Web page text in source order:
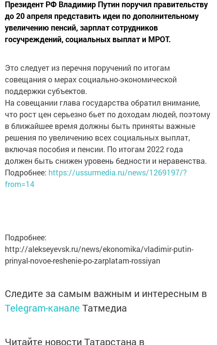
до 20 апреля представить идеи по дополнительному
увеличению пенсий, зарплат сотрудников
госучреждений, социальных выплат и МРОТ.
Это следует из перечня поручений по итогам
совещания о мерах социально-экономической
поддержки субъектов.
На совещании глава государства обратил внимание,
что рост цен серьезно бьет по доходам людей, поэтому
в ближайшее время должны быть приняты важные
решения по увеличению всех социальных выплат,
включая пособия и пенсии. По итогам 2022 года
должен быть снижен уровень бедности и неравенства.
Подробнее: https://ussurmedia.ru/news/1269197/?
from=14
Подробнее:
http://alekseyevsk.ru/news/ekonomika/vladimir-putin-
prinyal-novoe-reshenie-po-zarplatam-rossiyan
Следите за самым важным и интересным в
Telegram-канале Татмедиа
Читайте новости Татарстана в